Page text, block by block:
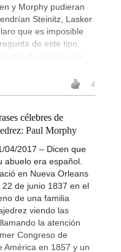
y Morphy pudieran
Steinitz, Lasker
que es imposible
de este tipo,
4
célebres de
Paul Morphy
04/2017 – Dicen que
abuelo era español.
en Nueva Orleans
22 de junio 1837 en el
de una familia
viendo las
la atención
Congreso de
América en 1857 y un